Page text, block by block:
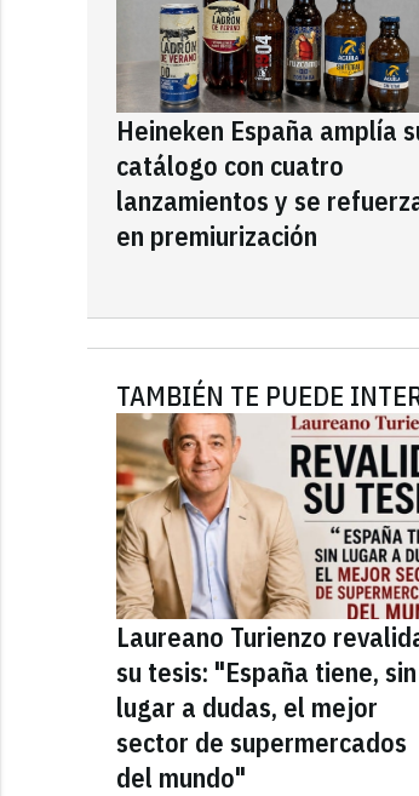
Heineken España amplía
catálogo con cuatro
lanzamientos y se
en premiurización
TAMBIÉN TE PUEDE
Laureano Turienzo
su tesis: "España tiene, sin
lugar a dudas, el mejor
sector de supermercados
del mundo"